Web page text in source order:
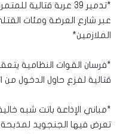
*تدمير 39 عربة
عبر شارع العرضة ومئات
الملازمين*
*فرسان القوات النظامية
قتالية لفزع حاول الدخول من
*مباني الإذاعة باتت شبه
تعرض فيها الجنجويد